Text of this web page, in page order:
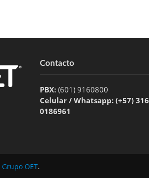
Contacto
PBX: (601) 9160800
Celular / Whatsapp: (+57) 316
0186961
Grupo OET.